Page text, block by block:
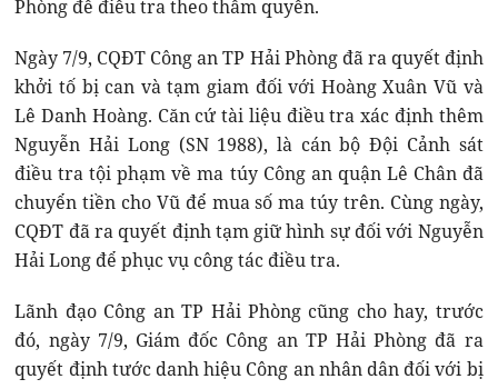
Phòng để điều tra theo thẩm quyền.
Ngày 7/9, CQĐT Công an TP Hải Phòng đã ra quyết định
khởi tố bị can và tạm giam đối với Hoàng Xuân Vũ và
Lê Danh Hoàng. Căn cứ tài liệu điều tra xác định thêm
Nguyễn Hải Long (SN 1988), là cán bộ Đội Cảnh sát
điều tra tội phạm về ma túy Công an quận Lê Chân đã
chuyển tiền cho Vũ để mua số ma túy trên. Cùng ngày,
CQĐT đã ra quyết định tạm giữ hình sự đối với Nguyễn
Hải Long để phục vụ công tác điều tra.
Lãnh đạo Công an TP Hải Phòng cũng cho hay, trước
đó, ngày 7/9, Giám đốc Công an TP Hải Phòng đã ra
quyết định tước danh hiệu Công an nhân dân đối với bị